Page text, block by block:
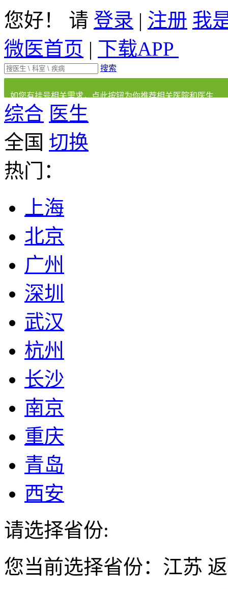
您好！ 请 登录 | 注册 我
微医首页 | 下载APP
搜索
如您有挂号相关需求，点此按钮为你推荐相关医院和医生
综合 医生
全国 切换
热门：
上海
北京
广州
深圳
武汉
杭州
长沙
南京
重庆
青岛
西安
请选择省份:
您当前选择省份： 江苏